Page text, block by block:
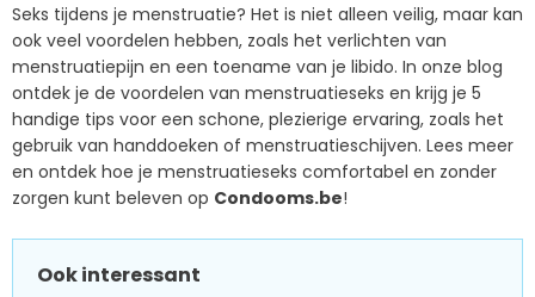
Seks tijdens je menstruatie? Het is niet alleen veilig, maar kan
ook veel voordelen hebben, zoals het verlichten van
menstruatiepijn en een toename van je libido. In onze blog
ontdek je de voordelen van menstruatieseks en krijg je 5
handige tips voor een schone, plezierige ervaring, zoals het
gebruik van handdoeken of menstruatieschijven. Lees meer
en ontdek hoe je menstruatieseks comfortabel en zonder
zorgen kunt beleven op Condooms.be!
Ook interessant